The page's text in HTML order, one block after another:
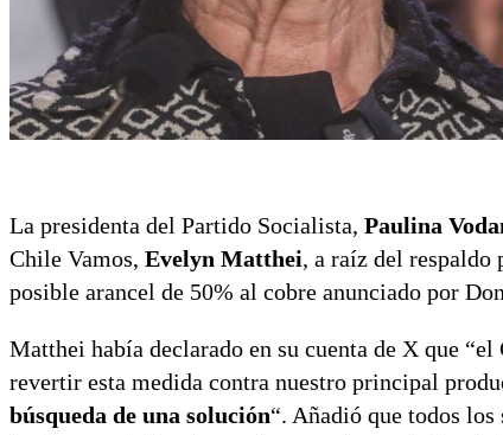
La presidenta del Partido Socialista, Paulina
Chile Vamos, Evelyn Matthei, a raíz del
posible arancel de 50% al cobre anunciado por
Matthei había declarado en su cuenta de X que
revertir esta medida contra nuestro principal
búsqueda de una solución“. Añadió que todos